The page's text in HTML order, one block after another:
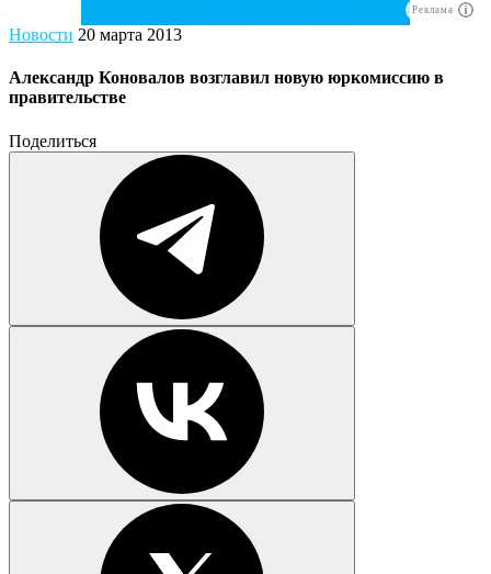
Реклама
Новости 20 марта 2013
Александр Коновалов возглавил новую юркомиссию в
правительстве
Поделиться